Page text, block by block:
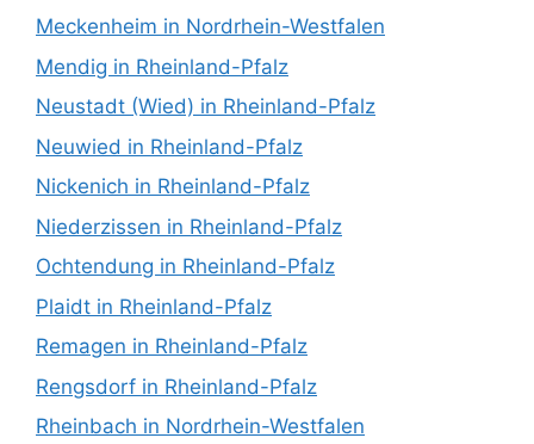
Meckenheim in Nordrhein-Westfalen
Mendig in Rheinland-Pfalz
Neustadt (Wied) in Rheinland-Pfalz
Neuwied in Rheinland-Pfalz
Nickenich in Rheinland-Pfalz
Niederzissen in Rheinland-Pfalz
Ochtendung in Rheinland-Pfalz
Plaidt in Rheinland-Pfalz
Remagen in Rheinland-Pfalz
Rengsdorf in Rheinland-Pfalz
Rheinbach in Nordrhein-Westfalen